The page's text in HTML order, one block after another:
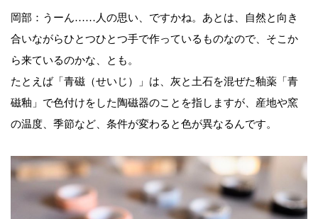
岡部：うーん……人の思い、ですかね。あとは、自然と向き
合いながらひとつひとつ手で作っているものなので、そこか
ら来ているのかな、とも。
たとえば「青磁（せいじ）」は、灰と土石を混ぜた釉薬「青
磁釉」で色付けをした陶磁器のことを指しますが、産地や窯
の温度、季節など、条件が変わると色が異なるんです。